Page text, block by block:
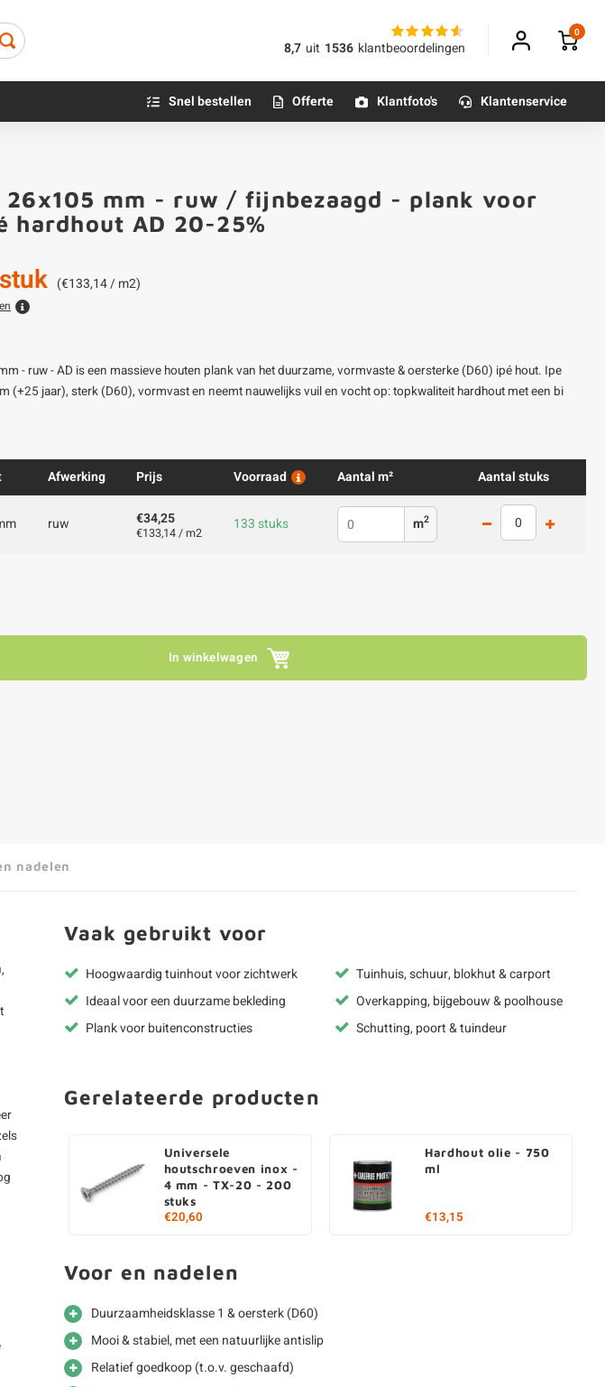
8,7 uit 1536 klantbeoordelingen
0
Olie - voor buiten
Impregneer
Olie en lak - voor binnen
Betonmortels
Alle poten & onderstellen
Snel bestellen Offerte Klantfoto's Klantenservice
26x105 mm - ruw / fijnbezaagd - plank voor
hardhout AD 20-25%
(€133,14 / m2)
- ruw - AD is een massieve houten plank van het duurzame, vormvaste & oersterke (D60) ipé hout. Ipe
(+25 jaar), sterk (D60), vormvast en neemt nauwelijks vuil en vocht op: topkwaliteit hardhout met een bi
Afwerking Prijs Voorraad Aantal m² Aantal stuks
ruw €34,25
€133,14 / m2 133 stuks m2
In winkelwagen
nadelen
Vaak gebruikt voor
Hoogwaardig tuinhout voor zichtwerk
Ideaal voor een duurzame bekleding
Plank voor buitenconstructies
Tuinhuis, schuur, blokhut & carport
Overkapping, bijgebouw & poolhouse
Schutting, poort & tuindeur
Gerelateerde producten
Universele
houtschroeven inox -
4 mm - TX-20 - 200
stuks
€20,60
Hardhout olie - 750
ml
€13,15
Voor en nadelen
Duurzaamheidsklasse 1 & oersterk (D60)
Mooi & stabiel, met een natuurlijke antislip
Relatief goedkoop (t.o.v. geschaafd)